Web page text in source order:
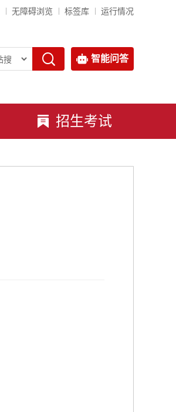
无障碍浏览 标签库 运行情况
智能问答
招生考试